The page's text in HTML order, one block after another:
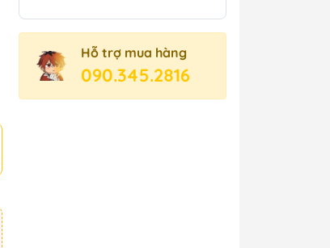
Hỗ trợ mua hàng
090.345.2816